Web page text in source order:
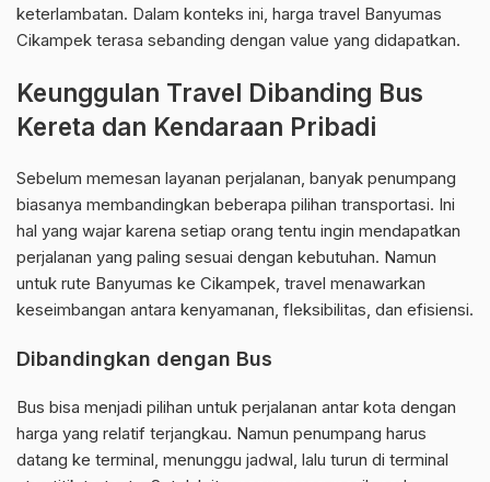
keterlambatan. Dalam konteks ini, harga travel Banyumas
Cikampek terasa sebanding dengan value yang didapatkan.
Keunggulan Travel Dibanding Bus
Kereta dan Kendaraan Pribadi
Sebelum memesan layanan perjalanan, banyak penumpang
biasanya membandingkan beberapa pilihan transportasi. Ini
hal yang wajar karena setiap orang tentu ingin mendapatkan
perjalanan yang paling sesuai dengan kebutuhan. Namun
untuk rute Banyumas ke Cikampek, travel menawarkan
keseimbangan antara kenyamanan, fleksibilitas, dan efisiensi.
Dibandingkan dengan Bus
Bus bisa menjadi pilihan untuk perjalanan antar kota dengan
harga yang relatif terjangkau. Namun penumpang harus
datang ke terminal, menunggu jadwal, lalu turun di terminal